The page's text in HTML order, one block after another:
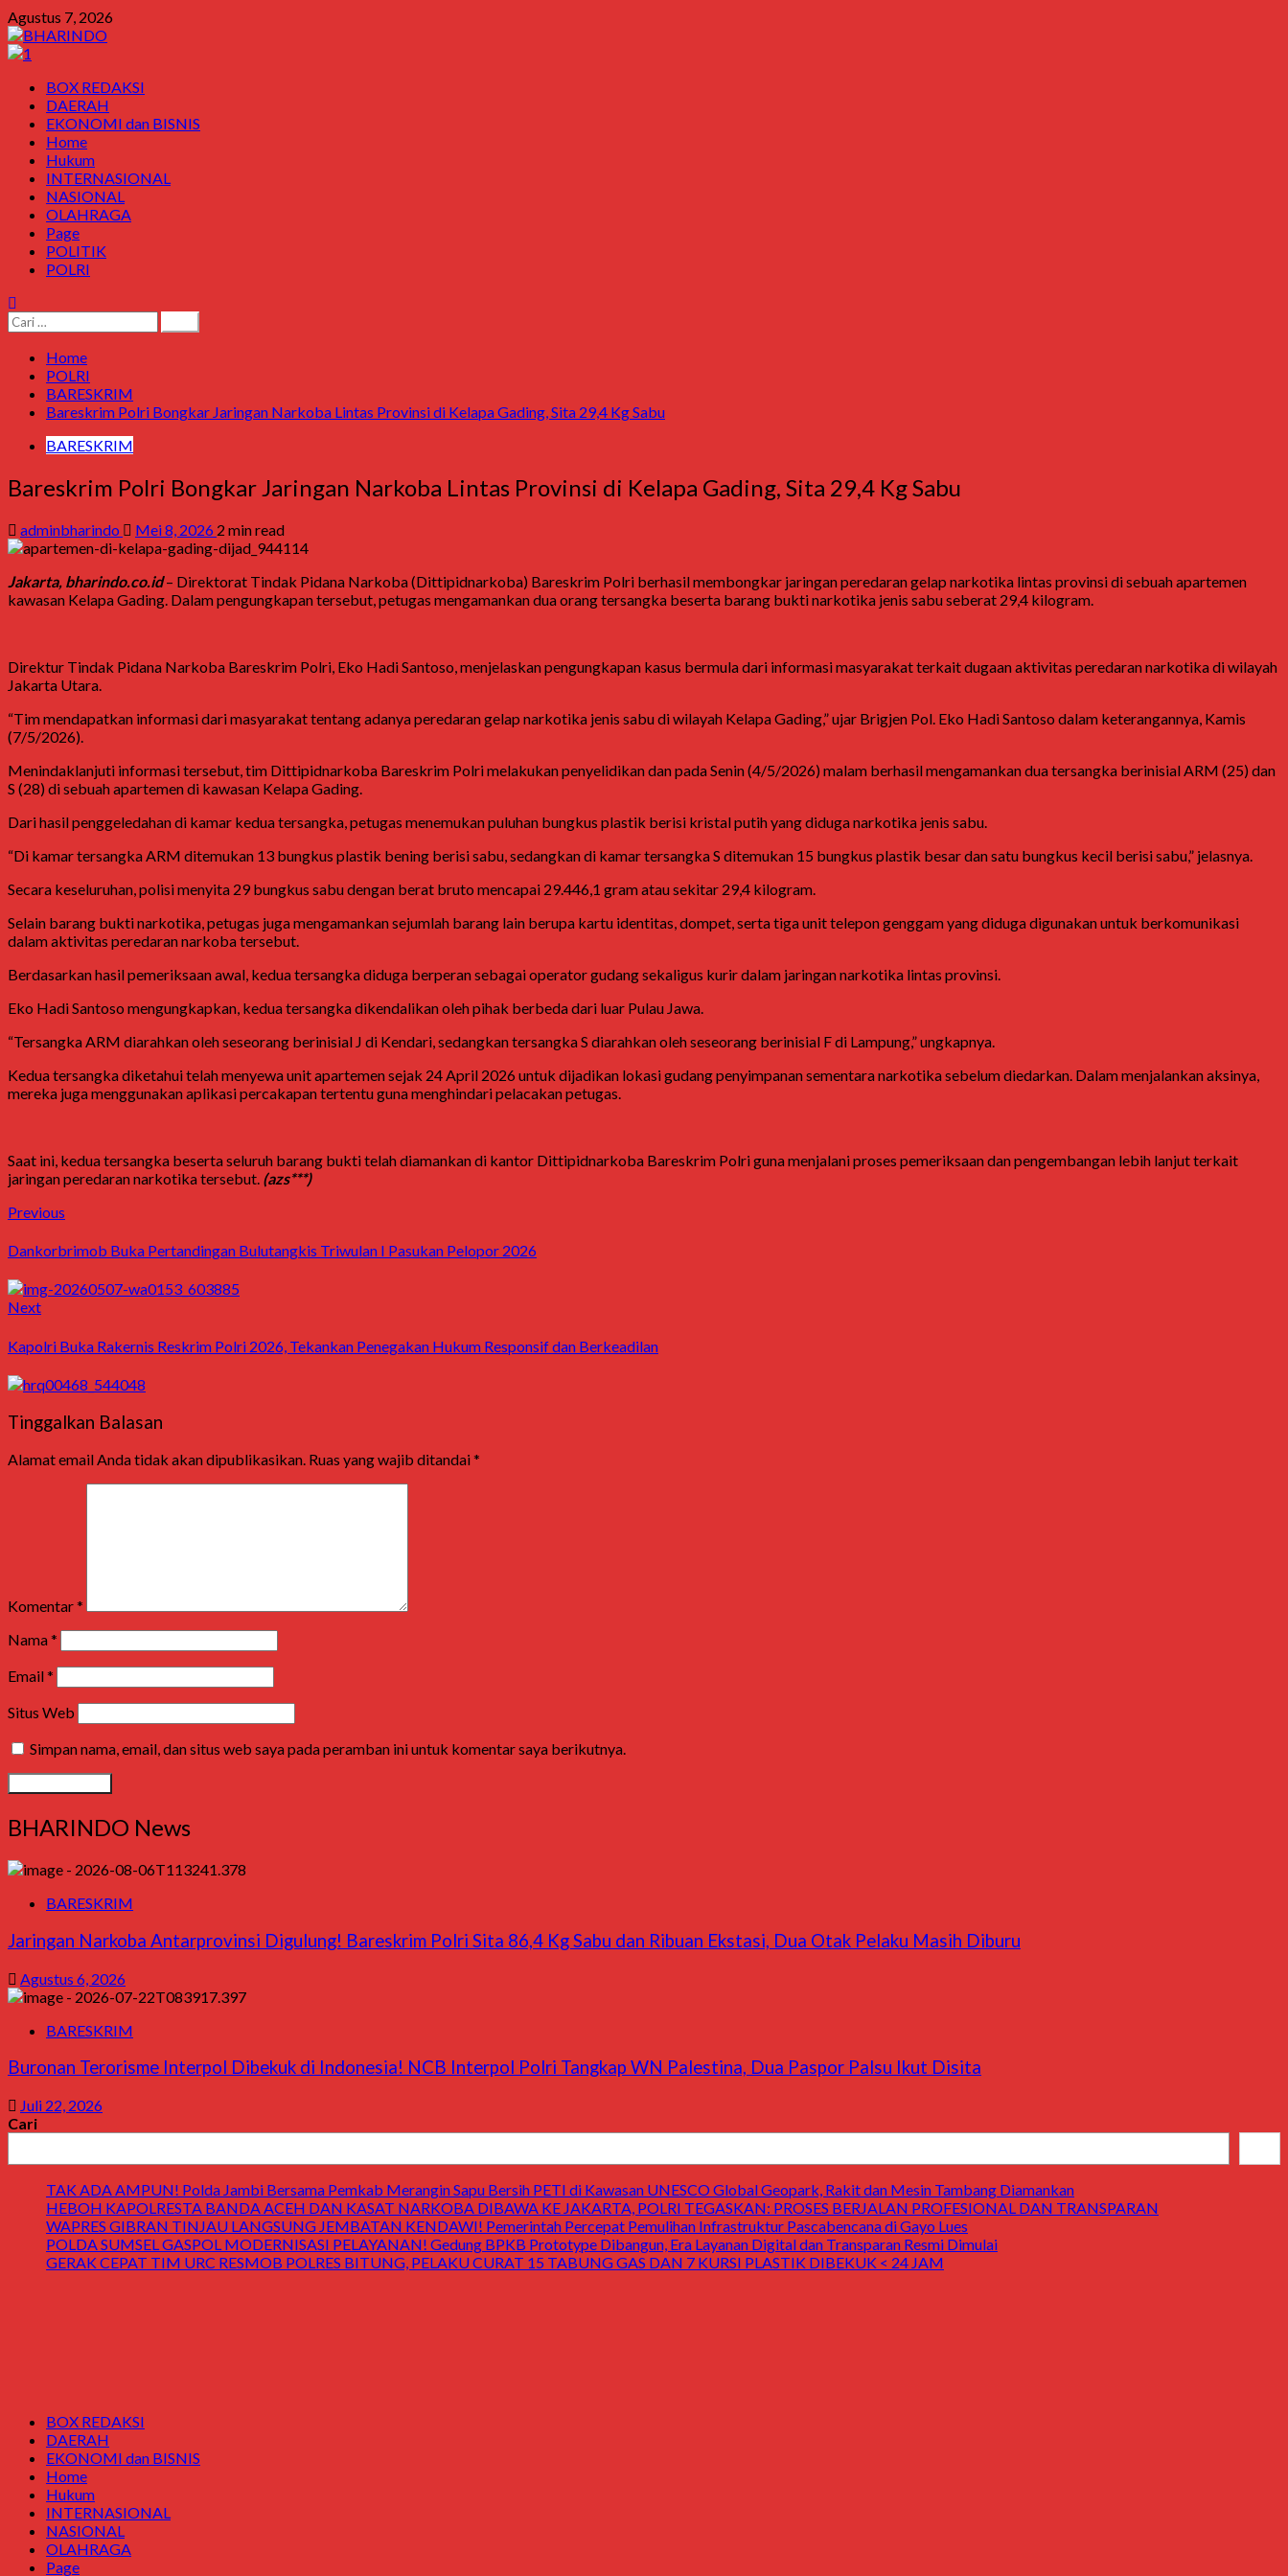
Skip
to
content
Agustus 7, 2026
Primary
Menu
BOX REDAKSI
DAERAH
EKONOMI dan BISNIS
Home
Hukum
INTERNASIONAL
NASIONAL
OLAHRAGA
Page
POLITIK
POLRI
Cari
untuk:
Home
POLRI
BARESKRIM
Bareskrim Polri Bongkar Jaringan Narkoba Lintas Provinsi di Kelapa Gading, Sita 29,4 Kg Sabu
BARESKRIM
Bareskrim Polri Bongkar Jaringan Narkoba Lintas Provinsi di Kelapa Gading, Sita 29,4 Kg Sabu
adminbharindo Mei 8, 2026 2 min read
Jakarta, bharindo.co.id– Direktorat Tindak Pidana Narkoba (Dittipidnarkoba) Bareskrim Polri berhasil membongkar jaringan peredaran gelap narkotika lintas provinsi di sebuah apartemen
kawasan Kelapa Gading. Dalam pengungkapan tersebut, petugas mengamankan dua orang tersangka beserta barang bukti narkotika jenis sabu seberat 29,4 kilogram.
Direktur Tindak Pidana Narkoba Bareskrim Polri, Eko Hadi Santoso, menjelaskan pengungkapan kasus bermula dari informasi masyarakat terkait dugaan aktivitas peredaran narkotika di wilayah
Jakarta Utara.
“Tim mendapatkan informasi dari masyarakat tentang adanya peredaran gelap narkotika jenis sabu di wilayah Kelapa Gading,” ujar Brigjen Pol. Eko Hadi Santoso dalam keterangannya, Kamis
(7/5/2026).
Menindaklanjuti informasi tersebut, tim Dittipidnarkoba Bareskrim Polri melakukan penyelidikan dan pada Senin (4/5/2026) malam berhasil mengamankan dua tersangka berinisial ARM (25) dan
S (28) di sebuah apartemen di kawasan Kelapa Gading.
Dari hasil penggeledahan di kamar kedua tersangka, petugas menemukan puluhan bungkus plastik berisi kristal putih yang diduga narkotika jenis sabu.
“Di kamar tersangka ARM ditemukan 13 bungkus plastik bening berisi sabu, sedangkan di kamar tersangka S ditemukan 15 bungkus plastik besar dan satu bungkus kecil berisi sabu,” jelasnya.
Secara keseluruhan, polisi menyita 29 bungkus sabu dengan berat bruto mencapai 29.446,1 gram atau sekitar 29,4 kilogram.
Selain barang bukti narkotika, petugas juga mengamankan sejumlah barang lain berupa kartu identitas, dompet, serta tiga unit telepon genggam yang diduga digunakan untuk berkomunikasi
dalam aktivitas peredaran narkoba tersebut.
Berdasarkan hasil pemeriksaan awal, kedua tersangka diduga berperan sebagai operator gudang sekaligus kurir dalam jaringan narkotika lintas provinsi.
Eko Hadi Santoso mengungkapkan, kedua tersangka dikendalikan oleh pihak berbeda dari luar Pulau Jawa.
“Tersangka ARM diarahkan oleh seseorang berinisial J di Kendari, sedangkan tersangka S diarahkan oleh seseorang berinisial F di Lampung,” ungkapnya.
Kedua tersangka diketahui telah menyewa unit apartemen sejak 24 April 2026 untuk dijadikan lokasi gudang penyimpanan sementara narkotika sebelum diedarkan. Dalam menjalankan aksinya,
mereka juga menggunakan aplikasi percakapan tertentu guna menghindari pelacakan petugas.
Saat ini, kedua tersangka beserta seluruh barang bukti telah diamankan di kantor Dittipidnarkoba Bareskrim Polri guna menjalani proses pemeriksaan dan pengembangan lebih lanjut terkait
jaringan peredaran narkotika tersebut. (azs***)
Post
navigation
Previous
Dankorbrimob Buka Pertandingan Bulutangkis Triwulan I Pasukan Pelopor 2026
NextNext
Kapolri Buka Rakernis Reskrim Polri 2026, Tekankan Penegakan Hukum Responsif dan Berkeadilan
Tinggalkan Balasan
Alamat email Anda tidak akan dipublikasikan. Ruas yang wajib ditandai*
Komentar*
Nama*
Email*
Situs Web
Simpan nama, email, dan situs web saya pada peramban ini untuk komentar saya berikutnya.
BHARINDO News
BARESKRIM
Jaringan Narkoba Antarprovinsi Digulung! Bareskrim Polri Sita 86,4 Kg Sabu dan Ribuan Ekstasi, Dua Otak Pelaku Masih Diburu
Agustus 6, 2026
BARESKRIM
Buronan Terorisme Interpol Dibekuk di Indonesia! NCB Interpol Polri Tangkap WN Palestina, Dua Paspor Palsu Ikut Disita
Juli 22, 2026
Cari
TAK ADA AMPUN! Polda Jambi Bersama Pemkab Merangin Sapu Bersih PETI di Kawasan UNESCO Global Geopark, Rakit dan Mesin Tambang Diamankan
HEBOH KAPOLRESTA BANDA ACEH DAN KASAT NARKOBA DIBAWA KE JAKARTA, POLRI TEGASKAN: PROSES BERJALAN PROFESIONAL DAN TRANSPARAN
WAPRES GIBRAN TINJAU LANGSUNG JEMBATAN KENDAWI! Pemerintah Percepat Pemulihan Infrastruktur Pascabencana di Gayo Lues
POLDA SUMSEL GASPOL MODERNISASI PELAYANAN! Gedung BPKB Prototype Dibangun, Era Layanan Digital dan Transparan Resmi Dimulai
GERAK CEPAT TIM URC RESMOB POLRES BITUNG, PELAKU CURAT 15 TABUNG GAS DAN 7 KURSI PLASTIK DIBEKUK < 24 JAM
BOX REDAKSI
DAERAH
EKONOMI dan BISNIS
Home
Hukum
INTERNASIONAL
NASIONAL
OLAHRAGA
Page